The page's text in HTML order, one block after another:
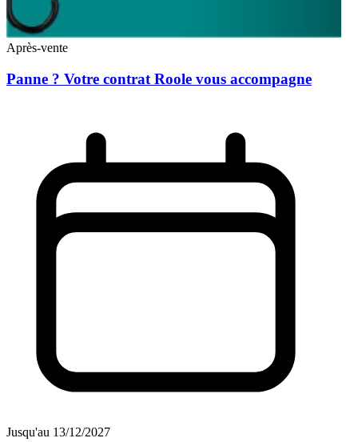
Après-vente
Panne ? Votre contrat Roole vous accompagne
Jusqu'au 13/12/2027